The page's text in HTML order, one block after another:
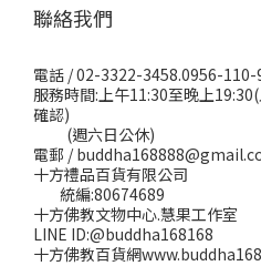
聯絡我們
電話 / 02-3322-3458.0956-110-
服務時間:上午11:30至晚上
確認)
(週六日公休)
電郵 /
十方禮品百貨有限公司
統編:80674689
十方佛教文物中心.慧果工作室
LINE ID:@buddha168168
十方佛教百貨網